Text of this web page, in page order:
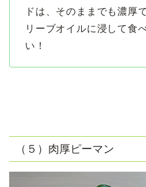
ドは、そのままでも濃厚
リーブオイルに浸して食
い！
（５）肉厚ピーマン